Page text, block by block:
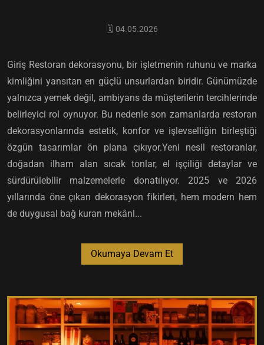
🗓️ 04.05.2026
Giriş Restoran dekorasyonu, bir işletmenin ruhunu ve marka
kimliğini yansıtan en güçlü unsurlardan biridir. Günümüzde
yalnızca yemek değil, ambiyans da müşterilerin tercihlerinde
belirleyici rol oynuyor. Bu nedenle son zamanlarda restoran
dekorasyonlarında estetik, konfor ve işlevselliğin birleştiği
özgün tasarımlar ön plana çıkıyor.Yeni nesil restoranlar,
doğadan ilham alan sıcak tonlar, el işçiliği detaylar ve
sürdürülebilir malzemelerle donatılıyor. 2025 ve 2026
yıllarında öne çıkan dekorasyon fikirleri, hem modern hem
de duygusal bağ kuran mekânl...
Okumaya Devam Et